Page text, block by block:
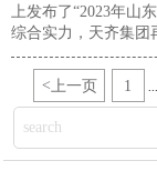
上发布了“2023年山
综合实力，天齐集团
< 上一页 1